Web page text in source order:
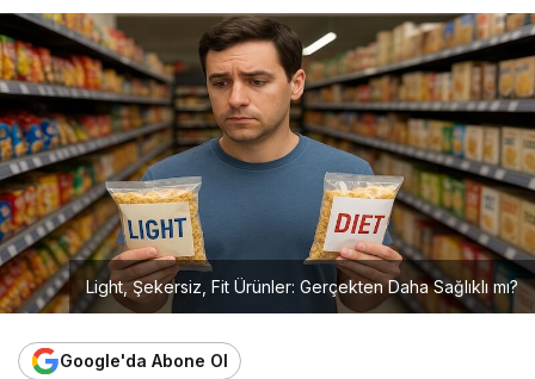
Light, Şekersiz, Fit Ürünler: Gerçekten Daha Sağlıklı mı?
Google'da Abone Ol